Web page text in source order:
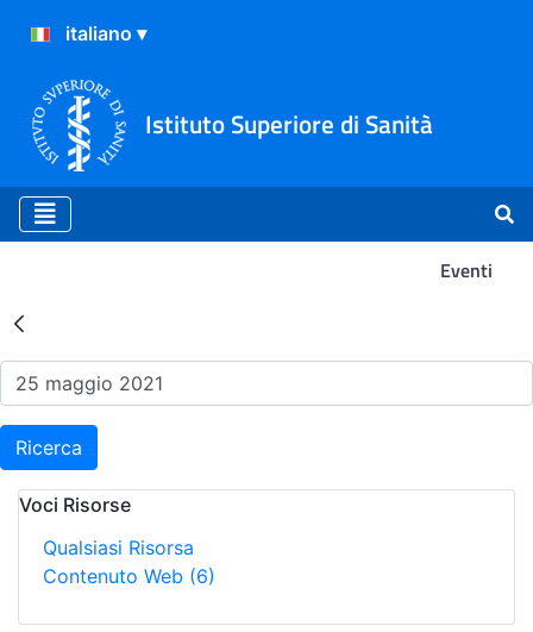
Istituto Superiore di Sanità
Eventi
Risultati della Ricerca -
Ricerca
Voci Risorse
Qualsiasi Risorsa
Contenuto Web (6)